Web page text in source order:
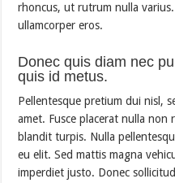
rhoncus, ut rutrum nulla
ullamcorper eros.
Donec quis diam nec
quis id metus.
Pellentesque pretium dui nisl,
amet. Fusce placerat nulla
blandit turpis. Nulla
eu elit. Sed mattis magna
imperdiet justo. Donec